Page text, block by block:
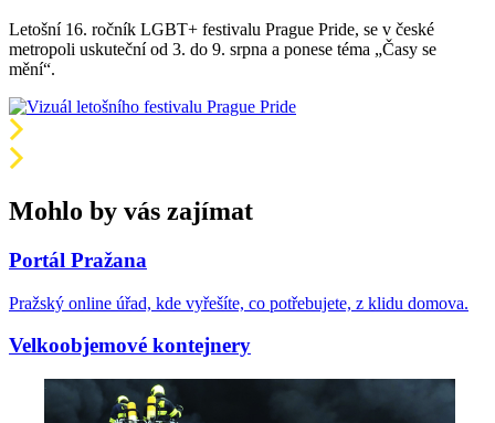
Letošní 16. ročník LGBT+ festivalu Prague Pride, se v české
metropoli uskuteční od 3. do 9. srpna a ponese téma „Časy se
mění“.
Mohlo by vás zajímat
Portál Pražana
Pražský online úřad, kde vyřešíte, co potřebujete, z klidu domova.
Velkoobjemové kontejnery